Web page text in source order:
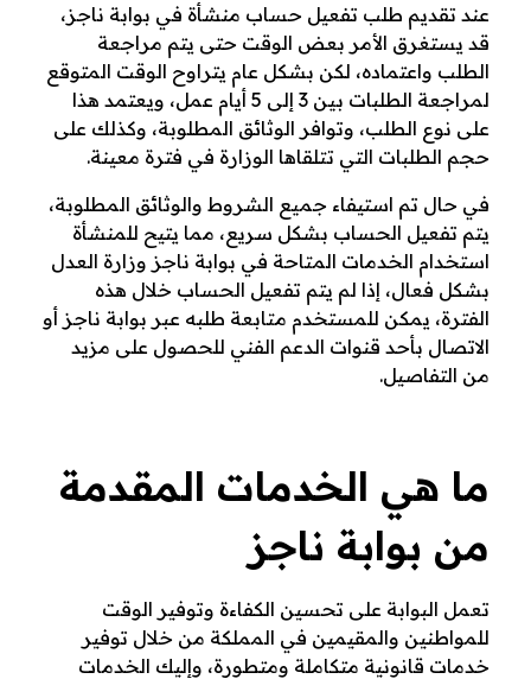
عند تقديم طلب تفعيل حساب منشأة في بوابة ناجز،
قد يستغرق الأمر بعض الوقت حتى يتم مراجعة
الطلب واعتماده، لكن بشكل عام يتراوح الوقت المتوقع
لمراجعة الطلبات بين 3 إلى 5 أيام عمل، ويعتمد هذا
على نوع الطلب، وتوافر الوثائق المطلوبة، وكذلك على
حجم الطلبات التي تتلقاها الوزارة في فترة معينة.
في حال تم استيفاء جميع الشروط والوثائق المطلوبة،
يتم تفعيل الحساب بشكل سريع، مما يتيح للمنشأة
استخدام الخدمات المتاحة في بوابة ناجز وزارة العدل
بشكل فعال، إذا لم يتم تفعيل الحساب خلال هذه
الفترة، يمكن للمستخدم متابعة طلبه عبر بوابة ناجز أو
الاتصال بأحد قنوات الدعم الفني للحصول على مزيد
من التفاصيل.
ما هي الخدمات المقدمة
من بوابة ناجز
تعمل البوابة على تحسين الكفاءة وتوفير الوقت
للمواطنين والمقيمين في المملكة من خلال توفير
خدمات قانونية متكاملة ومتطورة، وإليك الخدمات